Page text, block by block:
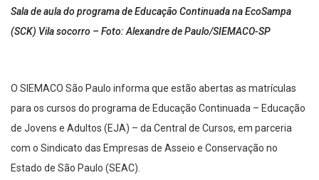
Sala de aula do programa de Educação Continuada na EcoSampa
(SCK) Vila socorro – Foto: Alexandre de Paulo/SIEMACO-SP
O SIEMACO São Paulo informa que estão abertas as matrículas
para os cursos do programa de Educação Continuada – Educação
de Jovens e Adultos (EJA) – da Central de Cursos, em parceria
com o Sindicato das Empresas de Asseio e Conservação no
Estado de São Paulo (SEAC).